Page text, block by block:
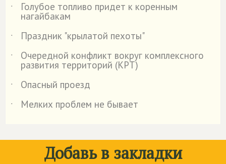
˙ Голубое топливо придет к коренным
нагайбакам
˙
Праздник "крылатой пехоты"
˙
Очередной конфликт вокруг комплексного
развития территорий (КРТ)
˙
Опасный проезд
˙
Мелких проблем не бывает
Добавь в закладки